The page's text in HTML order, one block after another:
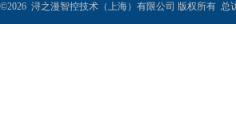
©2026 浔之漫智控技术（上海）有限公司 版权所有 总